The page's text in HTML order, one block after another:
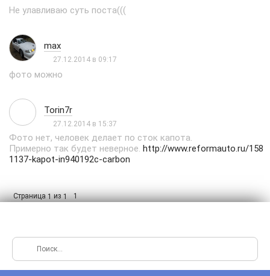
Не улавливаю суть поста(((
max
27.12.2014 в 09:17
фото можно
Torin7r
27.12.2014 в 15:37
Фото нет, человек делает по сток капота.
Примерно так будет неверное. http://www.reformauto.ru/158
1137-kapot-in940192c-carbon
Страница1из1 1